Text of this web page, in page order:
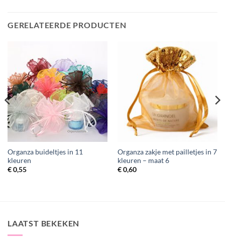
GERELATEERDE PRODUCTEN
Organza buideltjes in 11
kleuren
€0,55
Organza zakje met pailletjes in 7
kleuren – maat 6
€0,60
LAATST BEKEKEN